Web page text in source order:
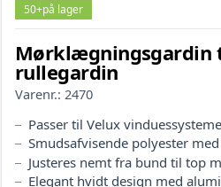
50+på lager
Mørklægningsgardin
rullegardin
Varenr.: 2470
Passer til Velux
Smudsafvisende polyester
Justeres nemt fra bund til top
Elegant hvidt design med